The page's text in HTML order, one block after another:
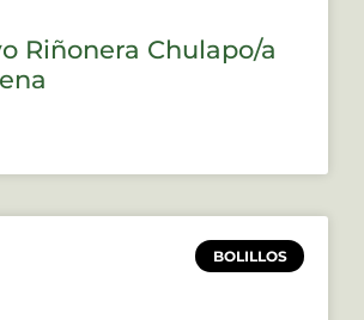
Riñonera Chulapo/a
BOLILLOS